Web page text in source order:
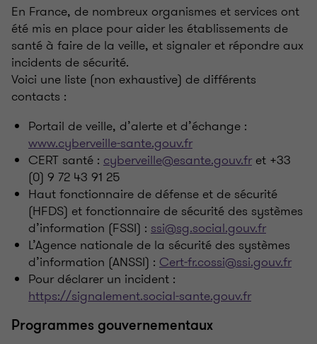
En France, de nombreux organismes et services ont
été mis en place pour aider les établissements de
santé à faire de la veille, et signaler et répondre aux
incidents de sécurité.
Voici une liste (non exhaustive) de différents
contacts :
Portail de veille, d’alerte et d’échange :
www.cyberveille-sante.gouv.fr
CERT santé : cyberveille@esante.gouv.fr et +33
(0) 9 72 43 91 25
Haut fonctionnaire de défense et de sécurité
(HFDS) et fonctionnaire de sécurité des systèmes
d’information (FSSI) : ssi@sg.social.gouv.fr
L’Agence nationale de la sécurité des systèmes
d’information (ANSSI) : Cert-fr.cossi@ssi.gouv.fr
Pour déclarer un incident :
https://signalement.social-sante.gouv.fr
Programmes gouvernementaux